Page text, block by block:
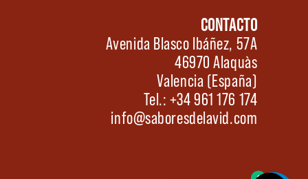
CONTACTO
Avenida Blasco Ibáñez, 57A
46970 Alaquàs
Valencia (España)
Tel.: +34 961 176 174
info@saboresdelavid.com